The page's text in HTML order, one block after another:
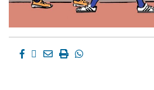
Facebook
Twitter
EmailImprimirWhatsapp